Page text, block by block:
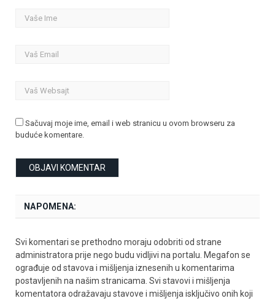
Sačuvaj moje ime, email i web stranicu u ovom browseru za
buduće komentare.
NAPOMENA:
Svi komentari se prethodno moraju odobriti od strane
administratora prije nego budu vidljivi na portalu. Megafon se
ograđuje od stavova i mišljenja iznesenih u komentarima
postavljenih na našim stranicama. Svi stavovi i mišljenja
komentatora odražavaju stavove i mišljenja isključivo onih koji